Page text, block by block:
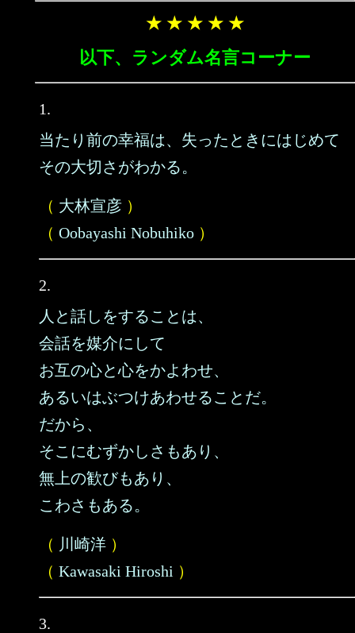
★ ★ ★ ★ ★
以下、ランダム名言コーナー
1.
当たり前の幸福は、失ったときにはじめて
その大切さがわかる。
（ 大林宣彦 ）
（ Oobayashi Nobuhiko ）
2.
人と話しをすることは、
会話を媒介にして
お互の心と心をかよわせ、
あるいはぶつけあわせることだ。
だから、
そこにむずかしさもあり、
無上の歓びもあり、
こわさもある。
（ 川崎洋 ）
（ Kawasaki Hiroshi ）
3.